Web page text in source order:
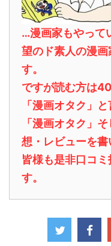
…漫画家もやって
望のド素人の漫
す。
ですが読む方は
「漫画オタク」
「漫画オタク」
想・レビューを書
皆様も是非口コ
す。